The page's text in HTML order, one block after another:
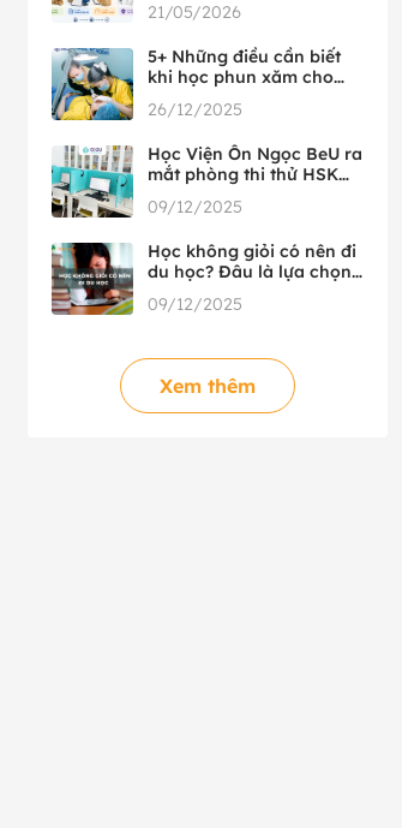
21/05/2026
5+ Những điều cần biết
khi học phun xăm cho
26/12/2025
Học Viện Ôn Ngọc BeU ra
mắt phòng thi thử HSK
hợp tác cùng HSK Mock
09/12/2025
Học không giỏi có nên đi
du học? Đâu là lựa chọn
09/12/2025
Xem thêm